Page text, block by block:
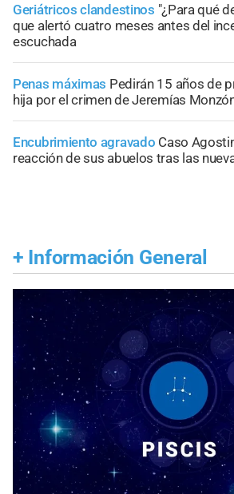
Geriátricos clandestinos "¿Para qué
que alertó cuatro meses antes del
escuchada
Penas máximas Pedirán 15 años de
hija por el crimen de Jeremías
Encubrimiento agravado Caso
reacción de sus abuelos tras las
+ Información General